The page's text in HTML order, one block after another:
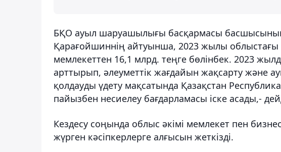
БҚО ауыл шаруашылығы басқармасы
Қарағойшиннің айтуынша, 2023 жылы
мемлекеттен 16,1 млрд. теңге бөлінбек. 2023
арттырып, әлеуметтік жағдайын жақсарту және
қолдауды үдету мақсатында Қазақстан
пайызбен несиелеу бағдарламасы іске асады,-
Кездесу соңында облыс әкімі мемлекет пен
жүрген кәсіпкерлерге алғысын жеткізді.